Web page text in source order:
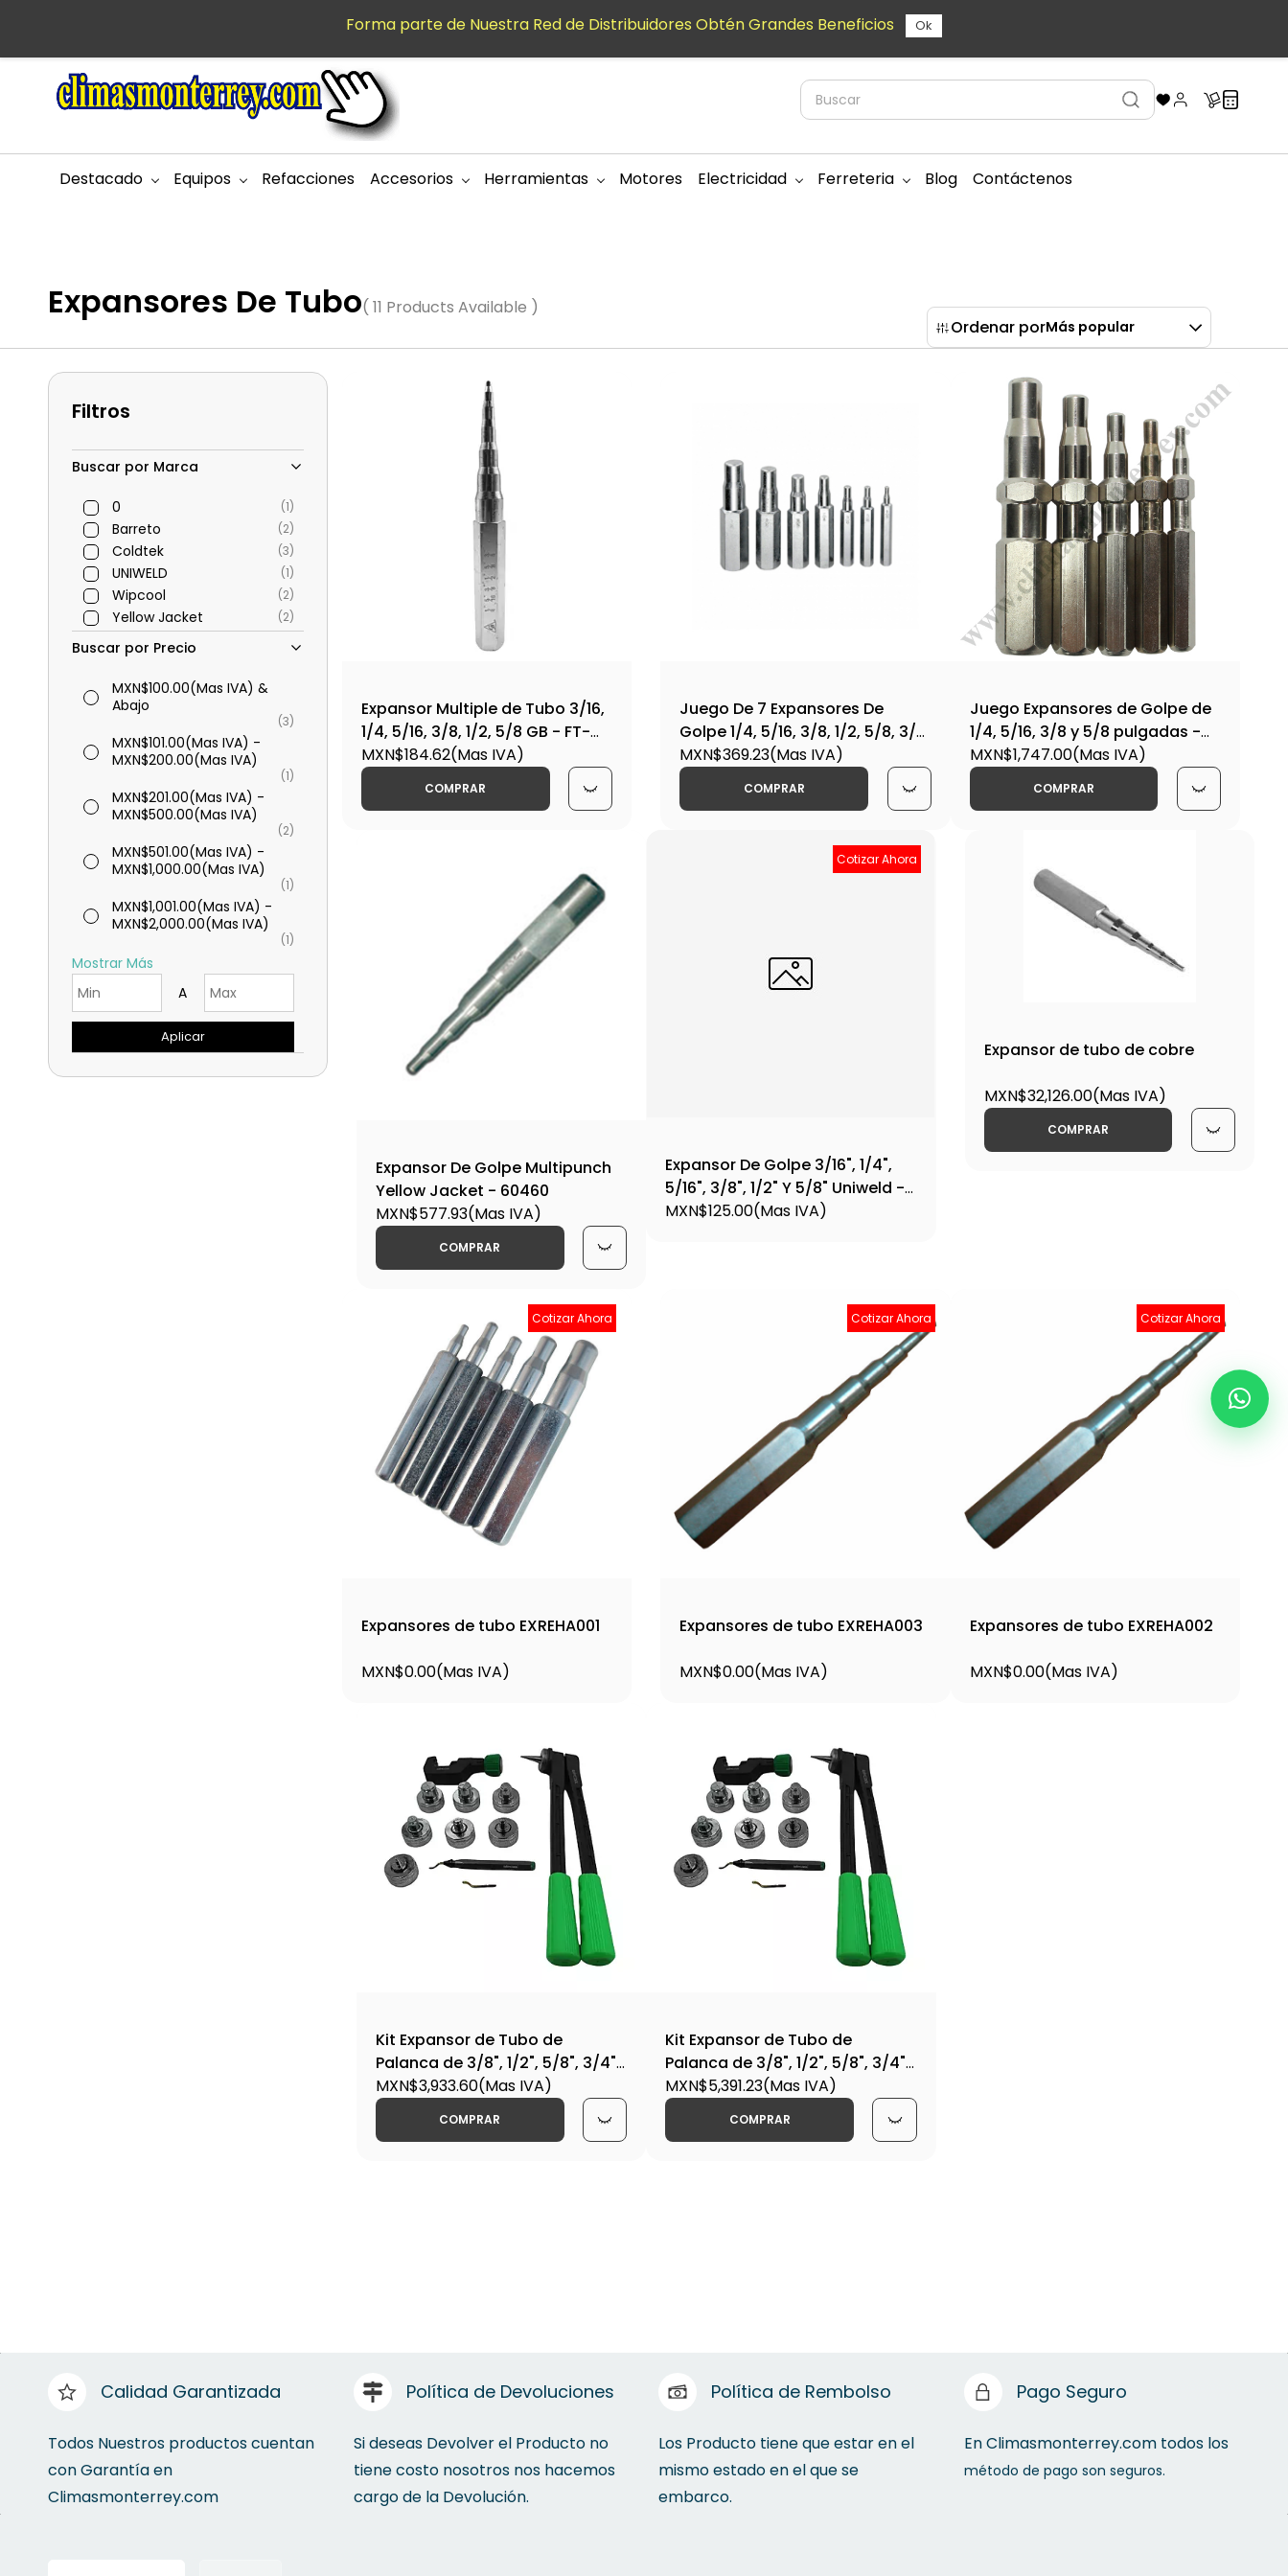
principal
Destacado Equipos Refacciones Accesorios Herramientas Motores Electricidad Ferreteria Blog Contáctenos
Expansores De Tubo( 11 Products Available )
Ordenar porMás popular
Filtros
Buscar por Marca
0 (1)
Barreto (2)
Coldtek (3)
UNIWELD (1)
Wipcool (2)
Yellow Jacket (2)
Buscar por Precio
MXN$100.00(Mas IVA) &
Abajo
(3)
MXN$101.00(Mas IVA) -
MXN$200.00(Mas IVA)
(1)
MXN$201.00(Mas IVA) -
MXN$500.00(Mas IVA)
(2)
MXN$501.00(Mas IVA) -
MXN$1,000.00(Mas IVA)
(1)
MXN$1,001.00(Mas IVA) -
MXN$2,000.00(Mas IVA)
(1)
Mostrar Más
A
Aplicar
Expansor Multiple de Tubo 3/16,
1/4, 5/16, 3/8, 1/2, 5/8 GB - FT-
306
MXN$184.62(Mas IVA)
COMPRAR
Juego De 7 Expansores De
Golpe 1/4, 5/16, 3/8, 1/2, 5/8, 3/4,
7/8 - Ft-308
MXN$369.23(Mas IVA)
COMPRAR
Juego Expansores de Golpe de
1/4, 5/16, 3/8 y 5/8 pulgadas -
5576 - 60476
MXN$1,747.00(Mas IVA)
COMPRAR
Expansor De Golpe Multipunch
Yellow Jacket - 60460
MXN$577.93(Mas IVA)
COMPRAR
Cotizar Ahora
Expansor De Golpe 3/16", 1/4",
5/16", 3/8", 1/2" Y 5/8" Uniweld -
70006
MXN$125.00(Mas IVA)
Expansor de tubo de cobre
MXN$32,126.00(Mas IVA)
COMPRAR
Cotizar Ahora
Expansores de tubo EXREHA001
MXN$0.00(Mas IVA)
Cotizar Ahora
Expansores de tubo EXREHA003
MXN$0.00(Mas IVA)
Cotizar Ahora
Expansores de tubo EXREHA002
MXN$0.00(Mas IVA)
Kit Expansor de Tubo de
Palanca de 3/8", 1/2", 5/8", 3/4",
7/8", 1-1/8" - WIP-HE-7
MXN$3,933.60(Mas IVA)
COMPRAR
Kit Expansor de Tubo de
Palanca de 3/8", 1/2", 5/8", 3/4",
7/8", 1-1/8", 1-1/4", 1-3/8", 1-1/2",
1-5/8" - WIP-HE-11
MXN$5,391.23(Mas IVA)
COMPRAR
Calidad Garantizada
Todos Nuestros productos cuentan
con Garantía en
Climasmonterrey.com
Política de Devoluciones
Si deseas Devolver el Producto no
tiene costo nosotros nos hacemos
cargo de la Devolución.
Política de Rembolso
Los Producto tiene que estar en el
mismo estado en el que se
embarco.
Pago Seguro
En Climasmonterrey.com todos los
método de pago son seguros.
Forma parte de Nuestra Red de Distribuidores Obtén Grandes Beneficios Ok